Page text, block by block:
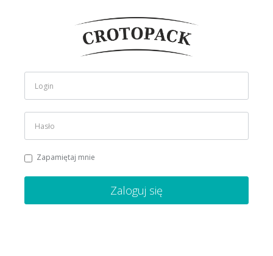
Zapamiętaj mnie
Zaloguj się